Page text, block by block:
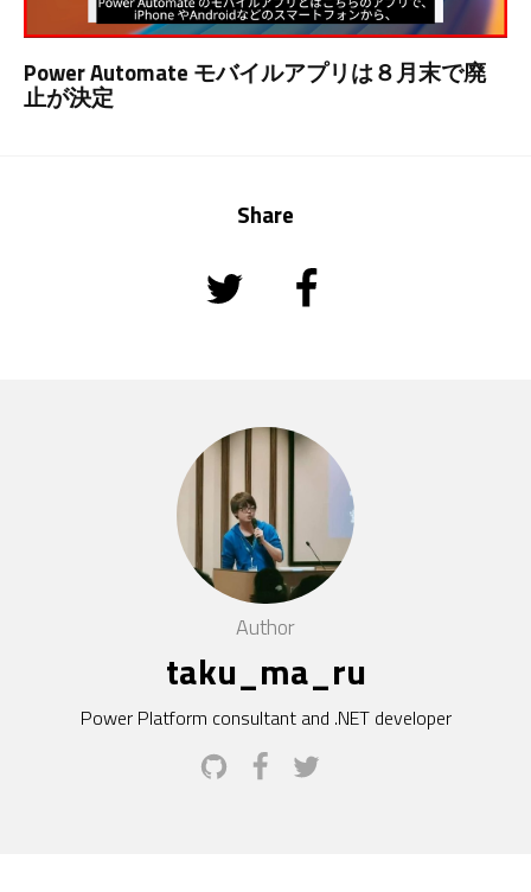
Power Automate モバイルアプリは８月末で廃
止が決定
Share
Author
taku_ma_ru
Power Platform consultant and .NET developer